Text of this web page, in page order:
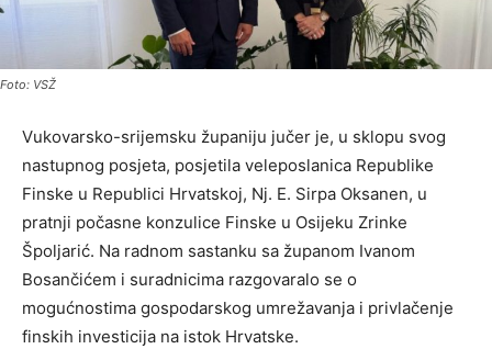
Foto: VSŽ
Vukovarsko-srijemsku županiju jučer je, u sklopu svog
nastupnog posjeta, posjetila veleposlanica Republike
Finske u Republici Hrvatskoj, Nj. E. Sirpa Oksanen, u
pratnji počasne konzulice Finske u Osijeku Zrinke
Špoljarić. Na radnom sastanku sa županom Ivanom
Bosančićem i suradnicima razgovaralo se o
mogućnostima gospodarskog umrežavanja i privlačenje
finskih investicija na istok Hrvatske.